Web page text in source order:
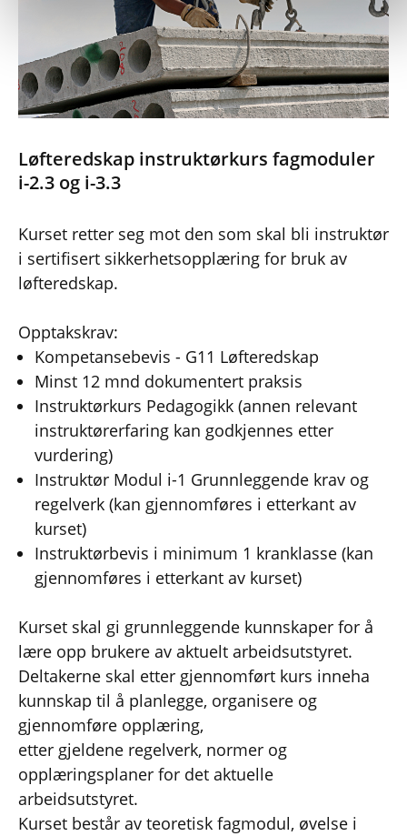
Løfteredskap instruktørkurs fagmoduler
i-2.3 og i-3.3
Kurset retter seg mot den som skal bli instruktør
i sertifisert sikkerhetsopplæring for bruk av
løfteredskap.
Opptakskrav:
Kompetansebevis - G11 Løfteredskap
Minst 12 mnd dokumentert praksis
Instruktørkurs Pedagogikk (annen relevant
instruktørerfaring kan godkjennes etter
vurdering)
Instruktør Modul i-1 Grunnleggende krav og
regelverk (kan gjennomføres i etterkant av
kurset)
Instruktørbevis i minimum 1 kranklasse (kan
gjennomføres i etterkant av kurset)
Kurset skal gi grunnleggende kunnskaper for å
lære opp brukere av aktuelt arbeidsutstyret.
Deltakerne skal etter gjennomført kurs inneha
kunnskap til å planlegge, organisere og
gjennomføre opplæring,
etter gjeldene regelverk, normer og
opplæringsplaner for det aktuelle
arbeidsutstyret.
Kurset består av teoretisk fagmodul, øvelse i